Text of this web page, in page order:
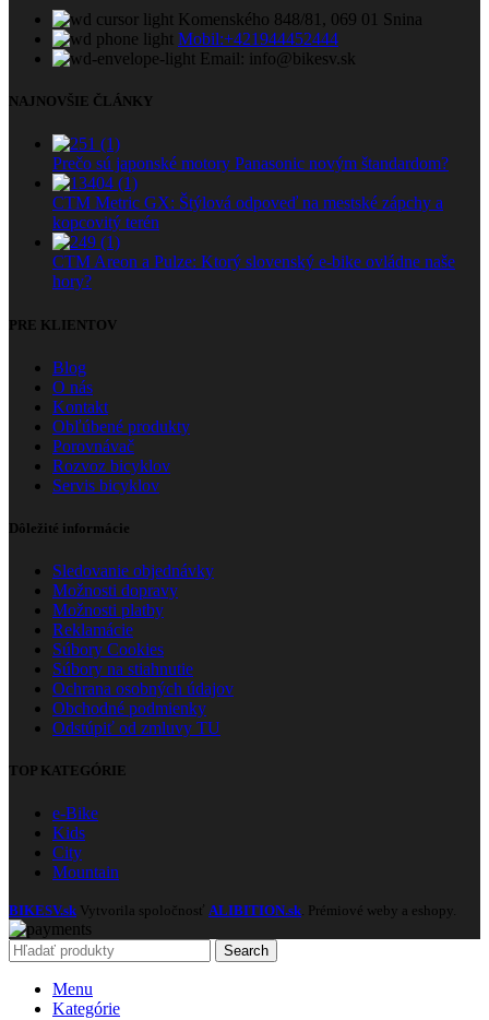
Komenského 848/81, 069 01 Snina
Mobil:+421944452444
Email: info@bikesv.sk
NAJNOVŠIE ČLÁNKY
Prečo sú japonské motory Panasonic novým štandardom?
CTM Metric GX: Štýlová odpoveď na mestské zápchy a
kopcovitý terén
CTM Areon a Pulze: Ktorý slovenský e-bike ovládne naše
hory?
PRE KLIENTOV
Blog
O nás
Kontakt
Obľúbené produkty
Porovnávač
Rozvoz bicyklov
Servis bicyklov
Dôležité informácie
Sledovanie objednávky
Možnosti dopravy
Možnosti platby
Reklamácie
Súbory Cookies
Súbory na stiahnutie
Ochrana osobných údajov
Obchodné podmienky
Odstúpiť od zmluvy TU
TOP KATEGÓRIE
e-Bike
Kids
City
Mountain
BIKESV.sk Vytvorila spoločnosť ALIBITION.sk. Prémiové weby a eshopy.
Search
Menu
Kategórie